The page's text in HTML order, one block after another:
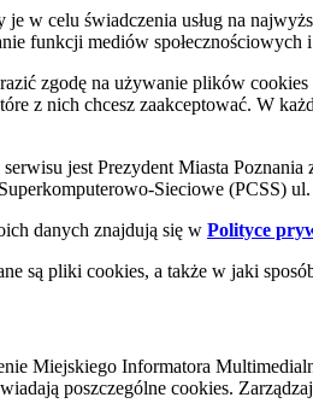
w celu świadczenia usług na
funkcji mediów społecznościowych
zgodę na używanie plików
z nich chcesz zaakceptować. W
jest Prezydent Miasta
Sieciowe (PCSS)
danych znajdują się w Polityce
są pliki cookies, a także w jaki
Miejskiego Informatora
poszczególne cookies.